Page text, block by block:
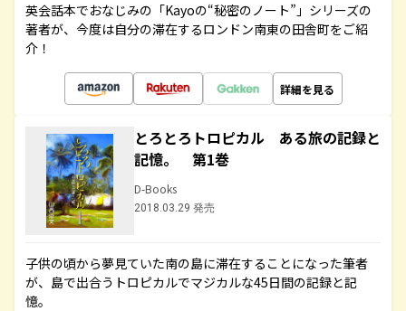
英会話本でおなじみの「Kayoの“秘密のノート”」シリーズの
著者が、今度は自分の滞在するロンドン南東の田舎町をご紹
介！
詳細を見る
とろとろトロピカル ある旅の記録と
記憶。 第1巻
D-Books
2018.03.29 発売
子供の頃から夢見ていた南の島に滞在することになった筆者
が、島で出合うトロピカルでマジカルな45日間の記録と記
憶。